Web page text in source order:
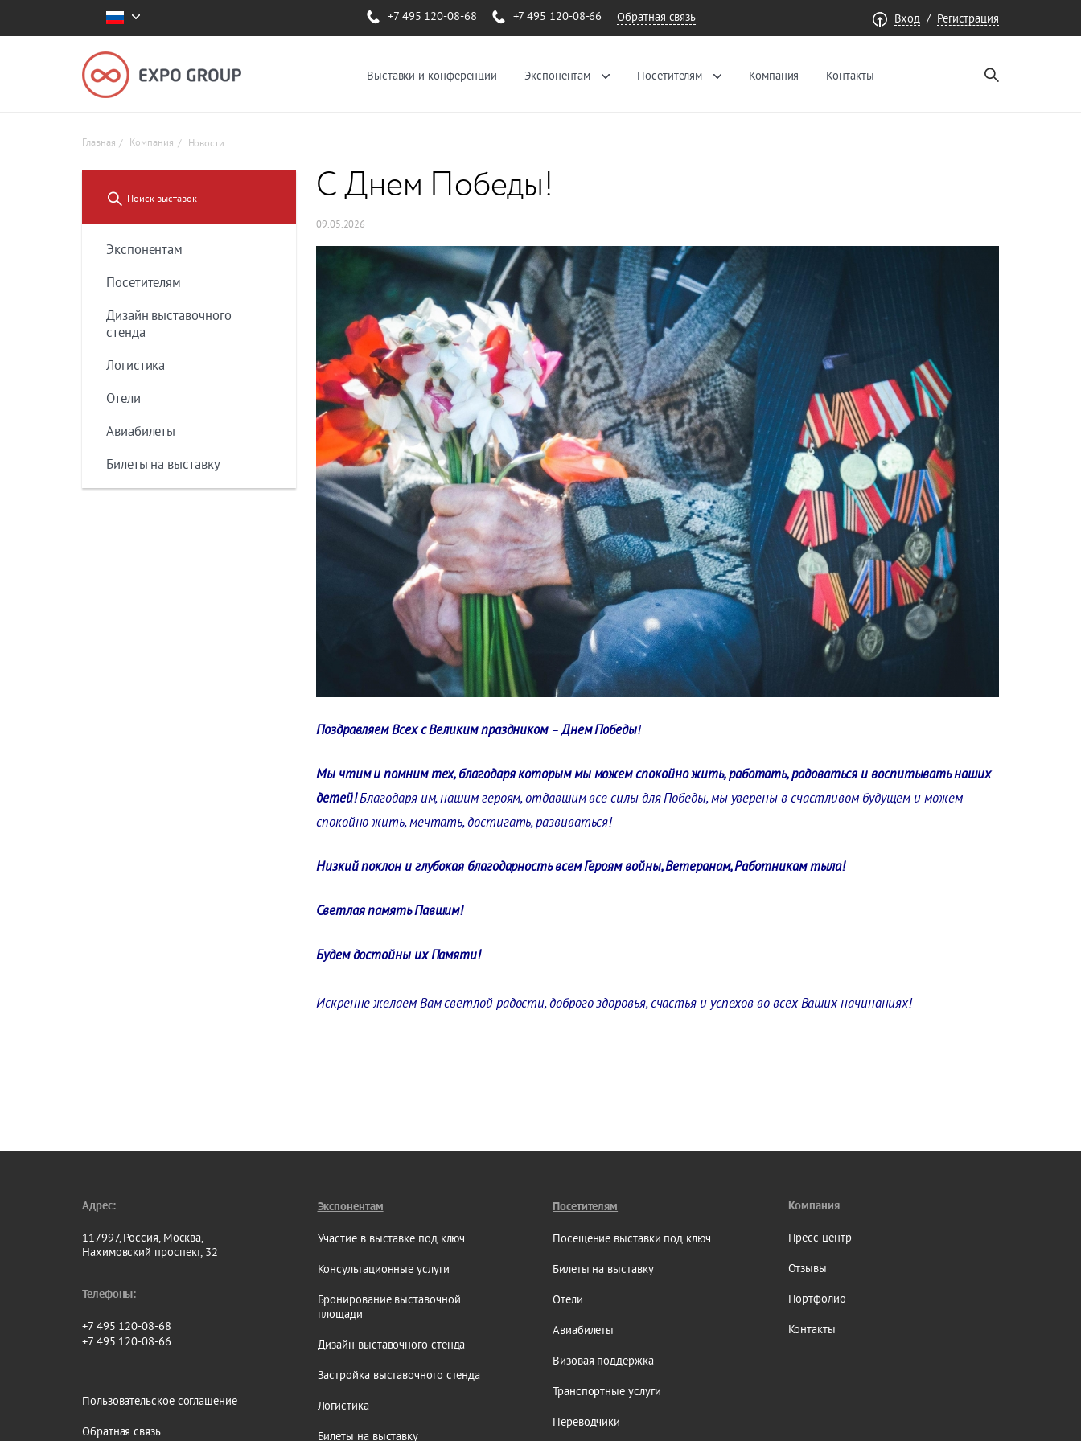
+7 495 120-08-68 +7 495 120-08-66 Обратная связь Вход / Регистрация
Выставки и конференции Экспонентам Посетителям Компания Контакты
Главная Компания Новости
Экспонентам
Посетителям
Дизайн выставочного
стенда
Логистика
Отели
Авиабилеты
Билеты на выставку
C Днем Победы!
09.05.2026
Поздравляем Всех с Великим праздником–Днем Победы!
Мы чтим и помним тех, благодаря которым мы можем спокойно жить, работать, радоваться и воспитывать наших
детей!Благодаря им, нашим героям, отдавшим все силы для Победы, мы уверены в счастливом будущем и можем
спокойно жить, мечтать, достигать, развиваться!
Низкий поклон и глубокая благодарность всем Героям войны, Ветеранам, Работникам тыла!
Светлая память Павшим!
Будем достойны их Памяти!
Искренне желаем Вам светлой радости, доброго здоровья, счастья и успехов во всех Ваших начинаниях!
Адрес:
117997, Россия, Москва,
Нахимовский проспект, 32
Телефоны:
+7 495 120-08-68
+7 495 120-08-66
Пользовательское соглашение
Обратная связь
Экспонентам
Участие в выставке под ключ
Консультационные услуги
Бронирование выставочной
площади
Дизайн выставочного стенда
Застройка выставочного стенда
Логистика
Билеты на выставку
Посетителям
Посещение выставки под ключ
Билеты на выставку
Отели
Авиабилеты
Визовая поддержка
Транспортные услуги
Переводчики
Компания
Пресс-центр
Отзывы
Портфолио
Контакты